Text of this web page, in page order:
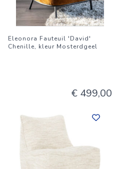
Eleonora Fauteuil 'David'
Chenille, kleur Mosterdgeel
€ 499,00